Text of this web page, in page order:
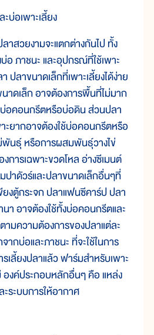
บ่อเพาะเลี้ยง
วยงามจะแตกต่างกันไป ทั้ง
อ ภาชนะ และอุปกรณ์ที่ใช้เพาะ
ปลาขนาดเล็กที่เพาะเลี้ยงได้ง่าย
าดเล็ก อาจต้องการพื้นที่ไม่มาก
บ่อคอนกรีตหรือบ่อดิน ส่วนปลา
ยากอาจต้องใช้บ่อคอนกรีตหรือ
นธุ์ หรือการผสมพันธุ์วางไข่
การเฉพาะขวดโหล อ่างซีเมนต์
ปาดัวร์และปลาขนาดเล็กอื่นๆที่
ยงตู้กระจก ปลาแฟนซีคาร์ป ปลา
นา อาจต้องใช้ทั้งบ่อคอนกรีตและ
มความต้องการของปลาแต่ละ
กบ่อและภาชนะ ที่จะใช้ในการ
เลี้ยงปลาแล้ว ฟาร์มสำหรับเพาะ
องค์ประกอบหลักอื่นๆ คือ แหล่ง
ะระบบการให้อากาศ